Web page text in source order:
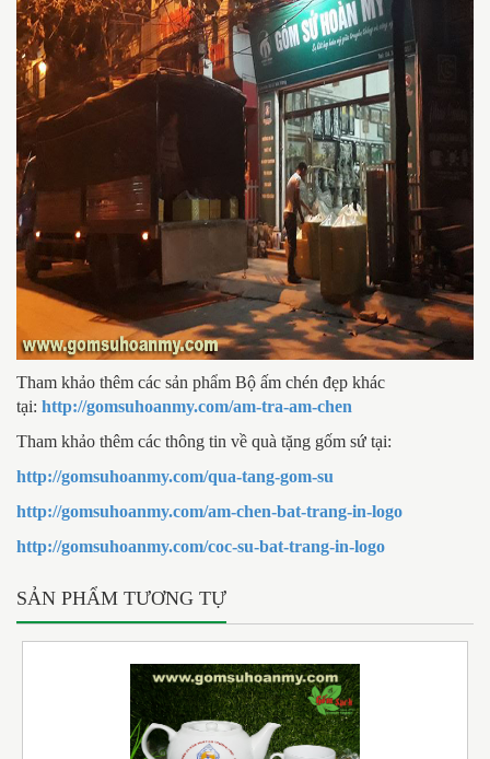
Tham khảo thêm các sản phẩm Bộ ấm chén đẹp khác
tại: http://gomsuhoanmy.com/am-tra-am-chen
Tham khảo thêm các thông tin về quà tặng gốm sứ tại:
http://gomsuhoanmy.com/qua-tang-gom-su
http://gomsuhoanmy.com/am-chen-bat-trang-in-logo
http://gomsuhoanmy.com/coc-su-bat-trang-in-logo
SẢN PHẨM TƯƠNG TỰ